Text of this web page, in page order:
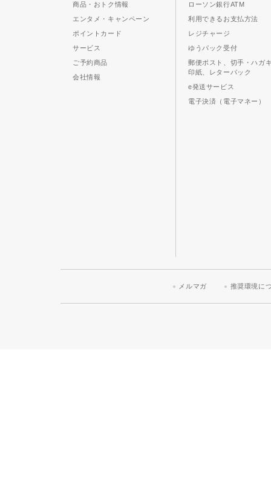
商品・おトク情報
エンタメ・キャンペーン
ポイントカード
サービス
ご予約商品
会社情報
ローソン銀行ATM
利用できるお支払方法
レジチャージ
ゆうパック受付
郵便ポスト、切手・ハガ
印紙、レターパック
e発送サービス
電子決済（電子マネー）
メルマガ 推奨環境に